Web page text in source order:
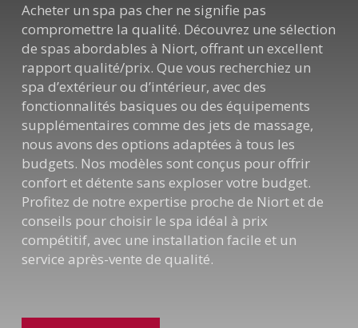
Acheter un spa pas cher ne signifie pas
compromettre la qualité. Découvrez une sélection
de spas abordables à Niort, offrant un excellent
rapport qualité/prix. Que vous recherchiez un
spa d’extérieur ou d’intérieur, avec des
fonctionnalités basiques ou des équipements
supplémentaires comme des jets de massage,
nous avons des options adaptées à tous les
budgets. Nos modèles sont conçus pour offrir
confort et détente sans exploser votre budget.
Profitez de notre expertise proche de Niort et de
conseils pour choisir le spa idéal à prix
compétitif, avec une installation facile et un
service après-vente de qualité.